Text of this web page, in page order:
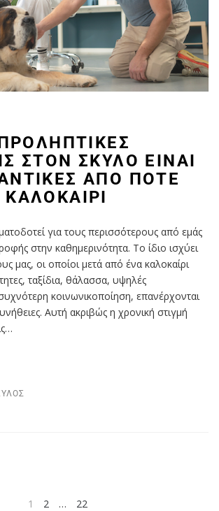
ΠΡΟΛΗΠΤΙΚΈΣ
ΣΤΟΝ ΣΚΎΛΟ ΕΊΝΑΙ
ΑΠΌ ΠΟΤΈ
για τους περισσότερους από εμάς
στην καθημερινότητα. Το ίδιο ισχύει
μας, οι οποίοι μετά από ένα καλοκαίρι
ταξίδια, θάλασσα, υψηλές
κοινωνικοποίηση, επανέρχονται
Αυτή ακριβώς η χρονική στιγμή
1 2 … 22